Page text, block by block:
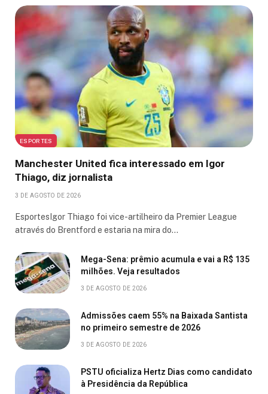
ESPORTES
Manchester United fica interessado em Igor
Thiago, diz jornalista
3 DE AGOSTO DE 2026
EsportesIgor Thiago foi vice-artilheiro da Premier League
através do Brentford e estaria na mira do…
Mega-Sena: prêmio acumula e vai a R$ 135
milhões. Veja resultados
3 DE AGOSTO DE 2026
Admissões caem 55% na Baixada Santista
no primeiro semestre de 2026
3 DE AGOSTO DE 2026
PSTU oficializa Hertz Dias como candidato
à Presidência da República